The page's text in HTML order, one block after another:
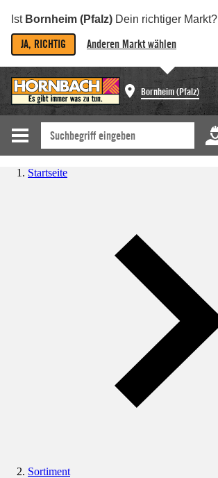
Ist Bornheim (Pfalz) Dein richtiger Markt?
JA, RICHTIG Anderen Markt wählen
Bornheim (Pfalz)
Startseite
Sortiment